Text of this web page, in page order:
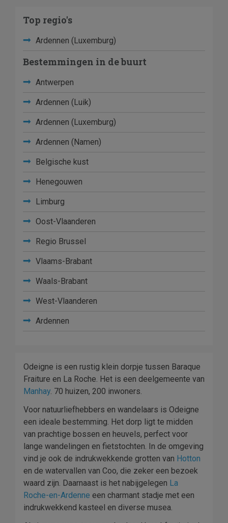
Top regio's
Ardennen (Luxemburg)
Bestemmingen in de buurt
Antwerpen
Ardennen (Luik)
Ardennen (Luxemburg)
Ardennen (Namen)
Belgische kust
Henegouwen
Limburg
Oost-Vlaanderen
Regio Brussel
Vlaams-Brabant
Waals-Brabant
West-Vlaanderen
Ardennen
Odeigne is een rustig klein dorpje tussen Baraque
Fraiture en La Roche. Het is een deelgemeente van
Manhay. 70 huizen, 200 inwoners.
Voor natuurliefhebbers en wandelaars is Odeigne
een ideale bestemming. Het dorp ligt te midden
van prachtige bossen en heuvels, perfect voor
lange wandelingen en fietstochten. In de omgeving
vind je ook de indrukwekkende grotten van Hotton
en de watervallen van Coo, die zeker een bezoek
waard zijn. Daarnaast is het nabijgelegen La
Roche-en-Ardenne een charmant stadje met een
indrukwekkend kasteel en diverse musea.